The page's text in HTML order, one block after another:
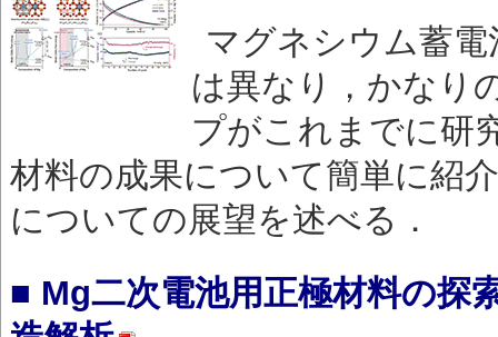
マグネシウム蓄
は異なり，かなり
プがこれまでに研
材料の成果について簡単に紹
についての展望を述べる．
■ Mg二次電池用正極材料の探